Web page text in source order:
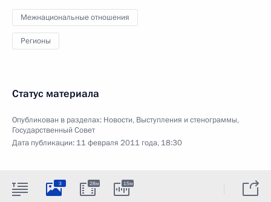
Межнациональные отношения
Регионы
Статус материала
Опубликован в разделах: Новости, Выступления и стенограммы,
Государственный Совет
Дата публикации: 11 февраля 2011 года, 18:30
3 28м 15м